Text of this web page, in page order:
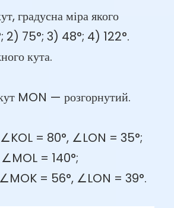
градусна міра якого
2) 75°; 3) 48°; 4) 122°.
кута.
MON — розгорнутий.
= 80°, ∠LON = 35°;
= 140°;
= 56°, ∠LON = 39°.